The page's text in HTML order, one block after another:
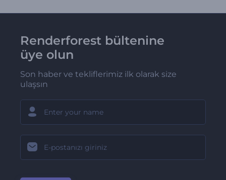
Renderforest bültenine
üye olun
Son haber ve tekliflerimiz ilk olarak size
ulaşsın